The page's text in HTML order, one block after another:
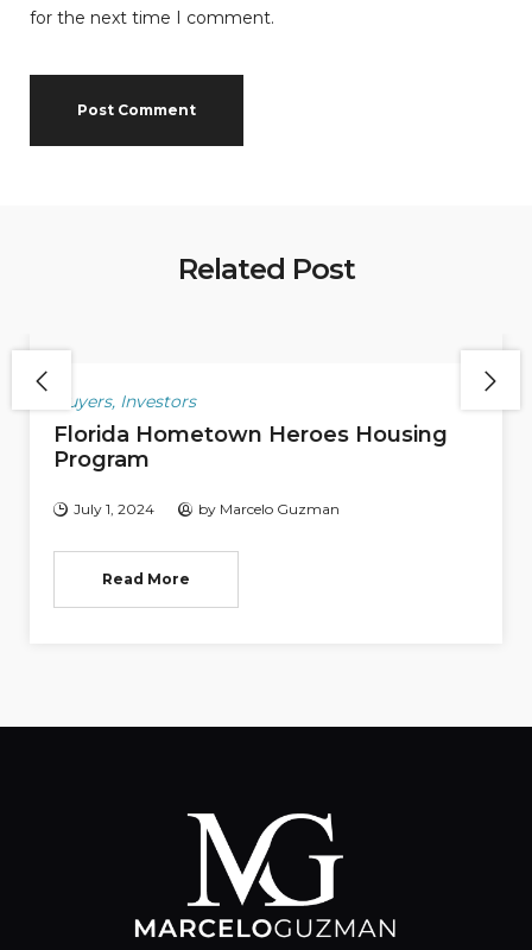
for the next time I comment.
Related Post
Buyers, Investors
Florida Hometown Heroes Housing
Program
July 1, 2024 by Marcelo Guzman
Read More